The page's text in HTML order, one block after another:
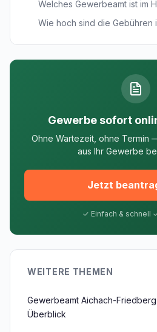
Welches Gewerbeamt ist im
Wie hoch sind die Gebühren
Gewerbe sofort
Ohne Wartezeit, ohne Termin
aus Ihr Gewerbe
Jetzt
✓ Einfach & schnell
WEITERE THEMEN
Gewerbeamt Aichach-
Überblick